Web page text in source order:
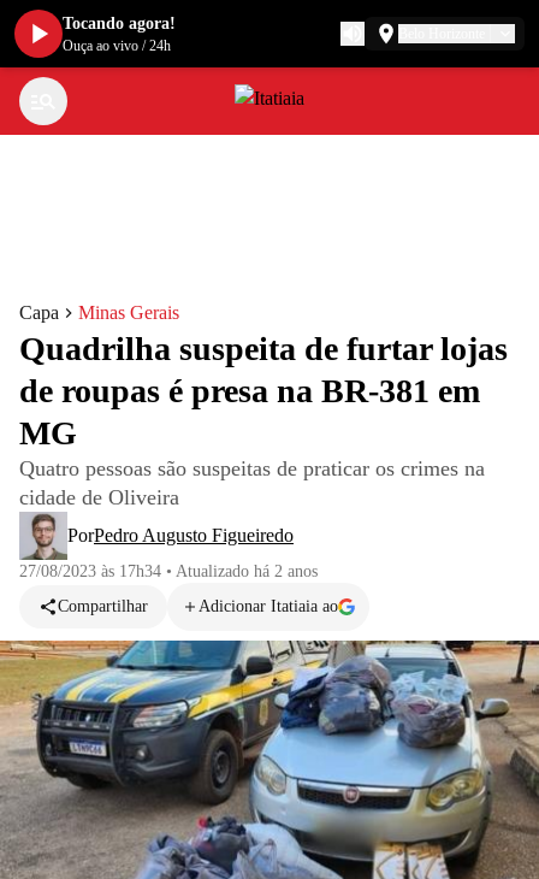
Capa Minas Gerais
Quadrilha suspeita de furtar lojas
de roupas é presa na BR-381 em
MG
Quatro pessoas são suspeitas de praticar os crimes na
cidade de Oliveira
PorPedro Augusto Figueiredo
27/08/2023 às 17h34 • Atualizado há 2 anos
Compartilhar
Adicionar Itatiaia ao
Tocando agora!
Ouça ao vivo /24h